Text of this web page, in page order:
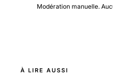
Modération manuelle.
À LIRE AUSSI